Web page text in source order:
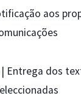
aos
Entrega dos